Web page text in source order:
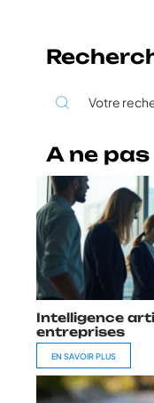
A ne
Intelligence
entreprises
EN SAVOIR PLUS